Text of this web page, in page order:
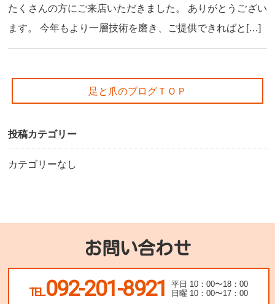
たくさんの方にご来店いただきました。 ありがとうござい
ます。 今年もより一層技術を磨き、ご提供できればと[…]
足と爪のブログＴＯＰ
投稿カテゴリー
カテゴリーなし
お問い合わせ
TEL.092-201-8921
平日 10：00〜18：00
日曜 10：00〜17：00